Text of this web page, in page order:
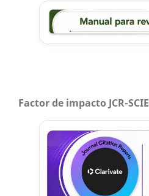
Factor de impacto JCR-SCIE